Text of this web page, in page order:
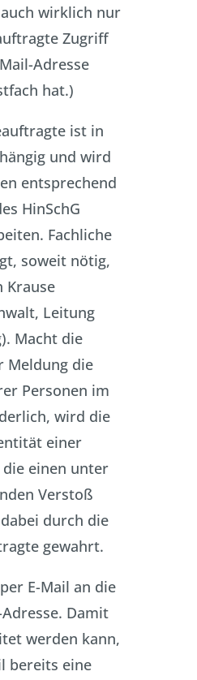
wirklich nur
Zugriff
Adresse
hat.)
ist in
und wird
entsprechend
HinSchG
Fachliche
soweit nötig,
Krause
Leitung
Macht die
Meldung die
Personen im
wird die
einer
einen unter
Verstoß
durch die
gewahrt.
E-Mail an die
Damit
werden kann,
bereits eine